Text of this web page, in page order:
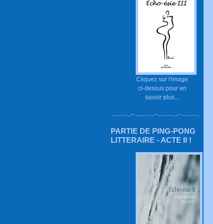
Cliquez sur l'image
ci-dessus pour en
savoir plus...
PARTIE DE PING-PONG
LITTERAIRE - ACTE II !